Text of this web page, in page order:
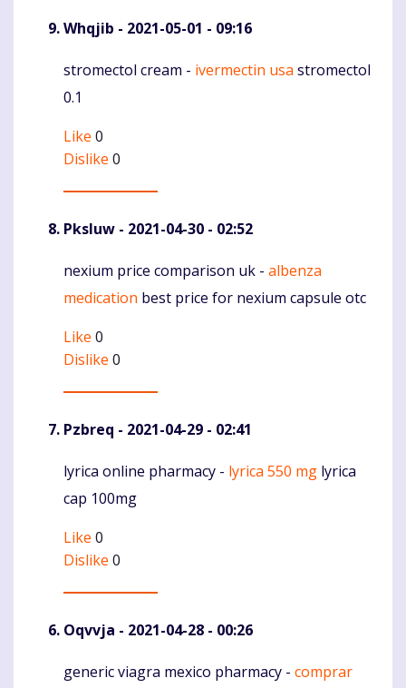
Whqjib - 2021-05-01 - 09:16
Komentaras
stromectol cream - ivermectin usa stromectol
0.1
Like 0
Dislike 0
Pksluw - 2021-04-30 - 02:52
Komentaras
nexium price comparison uk - albenza
medication best price for nexium capsule otc
Like 0
Dislike 0
Pzbreq - 2021-04-29 - 02:41
Komentaras
lyrica online pharmacy - lyrica 550 mg lyrica
cap 100mg
Like 0
Dislike 0
Oqvvja - 2021-04-28 - 00:26
Komentaras
generic viagra mexico pharmacy - comprar